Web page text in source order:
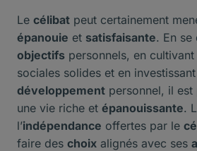
Le célibat peut certainement
épanouie et satisfaisante. En se
objectifs personnels, en cultivant
sociales solides et en
développement personnel, il
une vie riche et épanouissante.
l’indépendance offertes par le
faire des choix alignés avec ses